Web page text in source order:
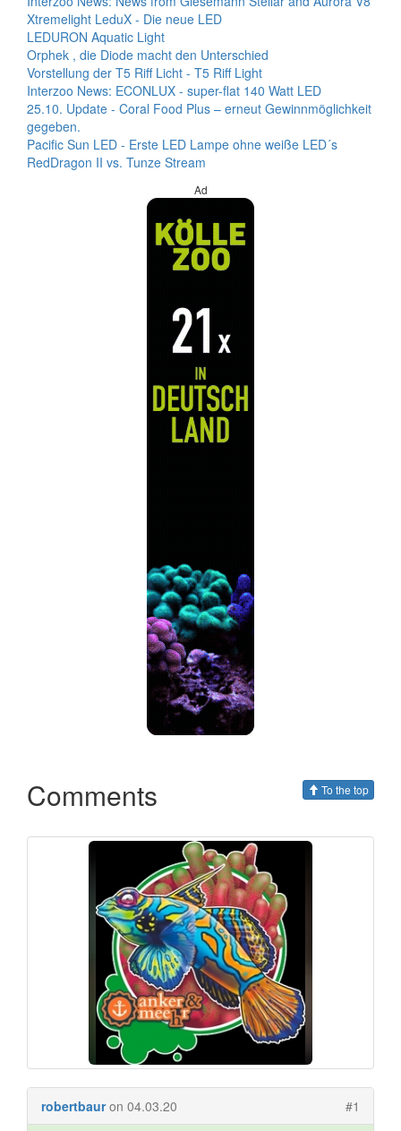
Xtremelight LeduX - Die neue LED
LEDURON Aquatic Light
Orphek , die Diode macht den Unterschied
Vorstellung der T5 Riff Licht - T5 Riff Light
Interzoo News: ECONLUX - super-flat 140 Watt LED
25.10. Update - Coral Food Plus – erneut Gewinnmöglichkeit
gegeben.
Pacific Sun LED - Erste LED Lampe ohne weiße LED´s
RedDragon II vs. Tunze Stream
Ad
Comments To the top
robertbaur on 04.03.20 #1